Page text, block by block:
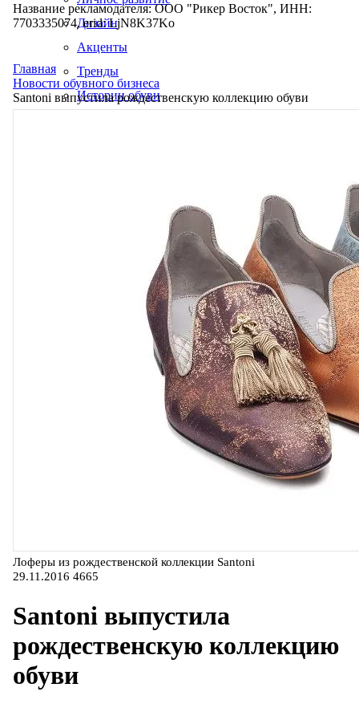
Дизайн
Акценты
Тренды
Истории обуви
Название рекламодателя: ООО "Рикер Восток", ИНН:
7703335074, erid: LjN8K37Ko
Главная
Новости обувного бизнеса
Santoni выпустила рождественскую коллекцию обуви
Лоферы из рождественской коллекции Santoni
29.11.2016 4665
Santoni выпустила
рождественскую коллекцию
обуви